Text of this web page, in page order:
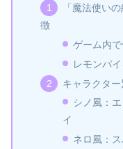
「魔法使い
徴
ゲーム内
レモンパ
キャラクタ
シノ風：
イ
ネロ風：